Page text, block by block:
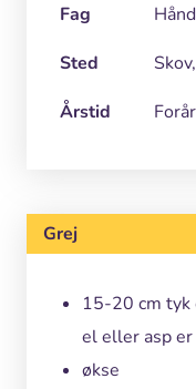
Fag
Sted
Årstid
Grej
15-20 cm tyk
el eller asp
økse